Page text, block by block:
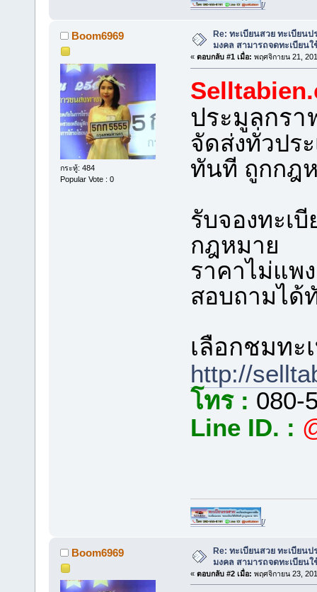
[/
Boom6969
กระทู้: 484
Popular Vote : 0
Re: ทะเบียนสวย ทะเบียน
มงคล สามารถจดทะเบียน
« ตอบกลับ #1 เมื่อ: พฤศจิกายน 21,
ประมูลกร
จัดส่งทั่วปร
ทันที ถูกกฎ
รับจองทะเ
กฎหมาย
ราคาไม่แพ
สอบถามได้
เลือกชมทะ
http://
โทร : 080-
Line ID. :
[/
Boom6969
Re: ทะเบียนสวย ทะเบียน
มงคล สามารถจดทะเบียน
« ตอบกลับ #2 เมื่อ: พฤศจิกายน 23,